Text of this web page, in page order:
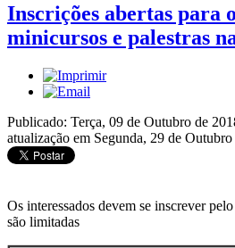
Inscrições abertas para
minicursos e palestras
Publicado: Terça, 09 de Outubro de
atualização em Segunda, 29 de
Os interessados devem se inscrever
são limitadas